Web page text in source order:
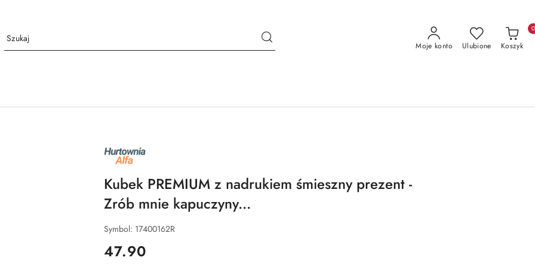
Moje konto Ulubione Koszyk
0
NAZWA
PRODUCENTA:
ALFA
Kubek PREMIUM z nadrukiem śmieszny prezent -
Zrób mnie kapuczyny...
Symbol: 17400162R
cena:
47.90